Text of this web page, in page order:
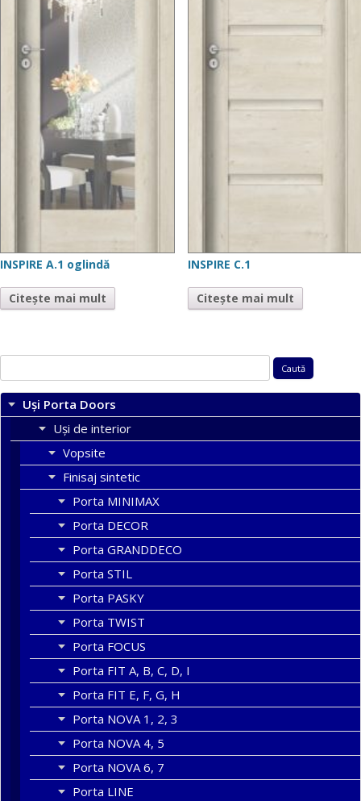
INSPIRE A.1 oglindă
Citește mai mult
INSPIRE C.1
Citește mai mult
după:
Uși Porta Doors
Uși de interior
Vopsite
Finisaj sintetic
Porta MINIMAX
Porta DECOR
Porta GRANDDECO
Porta STIL
Porta PASKY
Porta TWIST
Porta FOCUS
Porta FIT A, B, C, D, I
Porta FIT E, F, G, H
Porta NOVA 1, 2, 3
Porta NOVA 4, 5
Porta NOVA 6, 7
Porta LINE